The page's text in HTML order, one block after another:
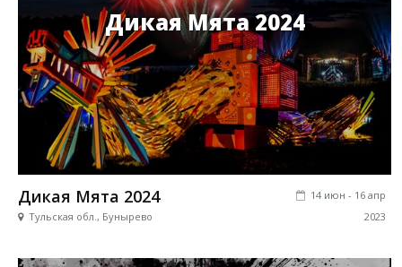
Дикая Мята 2024
Дикая Мята 2024
Тульская обл., Бунырево
14 июн - 16 апр
2023